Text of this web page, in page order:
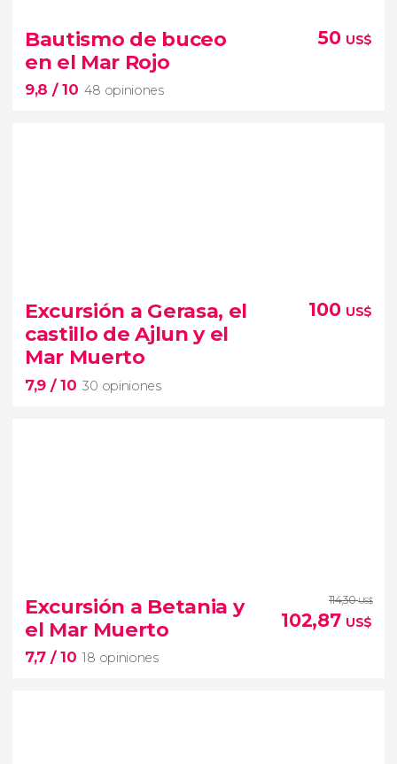
Sin valorar
tour privado por Amán
de la histórica Ciudad Blanca
Bautismo de buceo
en el Mar Rojo
9,8 / 10 48 opiniones
50 US$
48 opiniones
bautismo de buceo en el Mar Rojo
enseñaremos a desenvolveros bajo el agua
Excursión a Gerasa, el
castillo de Ajlun y el
Mar Muerto
7,9 / 10 30 opiniones
100 US$
30 opiniones
Gerasa
castillo de Ajlun
Excursión a Betania y
el Mar Muerto
7,7 / 10 18 opiniones
114,30US$
102,87 US$